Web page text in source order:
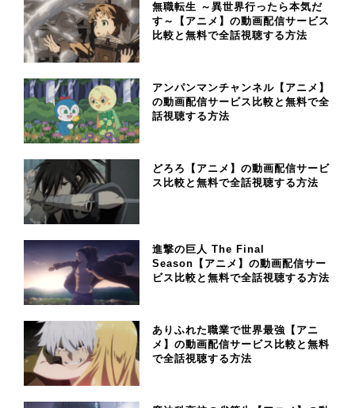
無職転生 ～異世界行ったら本気だ
す～【アニメ】の動画配信サービス
比較と無料で全話視聴する方法
アンパンマンチャンネル【アニメ】
の動画配信サービス比較と無料で全
話視聴する方法
どろろ【アニメ】の動画配信サービ
ス比較と無料で全話視聴する方法
進撃の巨人 The Final
Season【アニメ】の動画配信サー
ビス比較と無料で全話視聴する方法
ありふれた職業で世界最強【アニ
メ】の動画配信サービス比較と無料
で全話視聴する方法